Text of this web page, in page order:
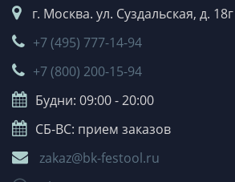
г. Москва. ул. Суздальская, д.
+7 (495) 777-14-94
+7 (800) 200-15-94
Будни: 09:00 - 20:00
СБ-ВС: прием заказов
zakaz@bk-festool.ru